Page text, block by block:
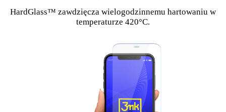
HardGlass™ zawdzięcza wielogodzinnemu hartowaniu w
temperaturze 420°C.